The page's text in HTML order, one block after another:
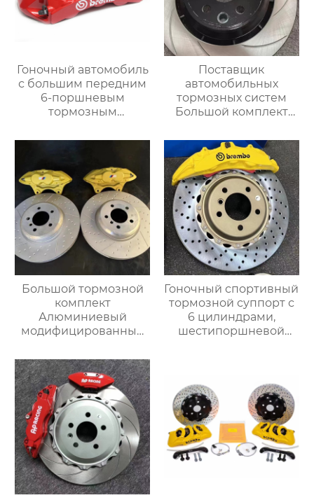
Гоночный автомобиль
с большим передним
6-поршневым
тормозным
комплекте，Подходит
GLE w166 w167 S450
S350 S600
Поставщик
автомобильных
тормозных систем
Большой комплект
18Z 4pot Суппорт
заднего тормоза
Подходит для Toyota,
Audi, Honda,
Volkswagen, Infiniti
Большой тормозной
комплект
Алюминиевый
модифицированный
MP 4 Поршневые
тормозные суппорты
для F30 F22 F31 F32 F34
Гоночный спортивный
тормозной суппорт с
6 цилиндрами,
шестипоршневой
тормозной комплект